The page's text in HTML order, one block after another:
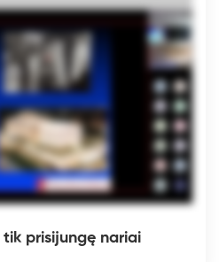
tik prisijungę nariai